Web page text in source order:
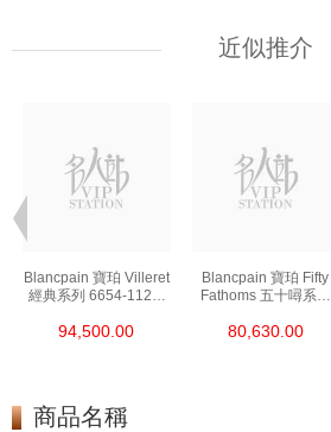
近似推介
Blancpain 寶珀 Villeret
經典系列 6654-1127-
94,500.00
Blancpain 寶珀 Fifty
Fathoms 五十噚系列
80,630.00
商品名稱